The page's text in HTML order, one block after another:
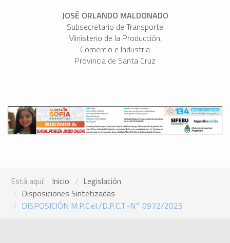
JOSÉ ORLANDO MALDONADO
Subsecretario de Transporte
Ministerio de la Producción,
Comercio e Industria
Provincia de Santa Cruz
Está aquí: Inicio
Legislación
Disposiciones Sintetizadas
DISPOSICIÓN M.P.C.eI./D.P.C.T.-N° 0972/2025